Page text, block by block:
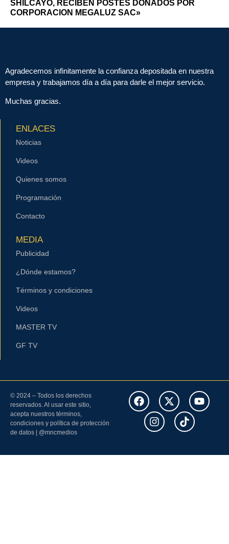
SHILCAYO, RECIBEN POSTES DONADOS POR
CORPORACION MEGALUZ SAC»
Agradecemos infinitamente la confianza depositada en nuestra
empresa y trabajamos día a día para darle el mejor servicio.
Muchas gracias.
ENLACES
Noticias
Videos
Quienes somos
Programación
Contacto
MEDIA
Publicidad
¿Dónde estamos?
Términos y condiciones
Videos
MASTER TV
GF TV
© 2024 – Todos los derechos
reservados. Al usar este sitio,
acepta nuestros términos,
condiciones y política de protección
de datos | @mncmedios